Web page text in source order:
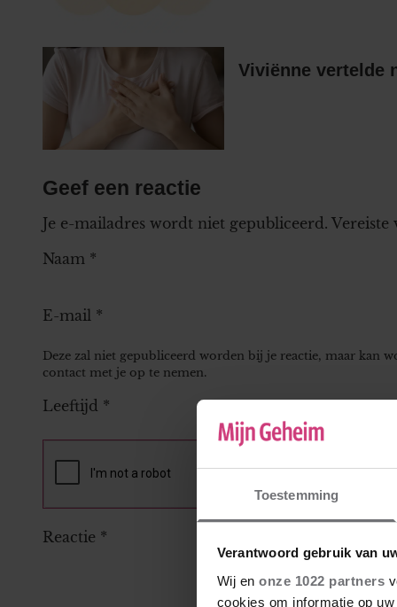
Toestemming
Verantwoord gebruik van
Wij en onze 1022 partners
cookies om informatie op
Viviënne vertelde
Geef een reactie
Je e-mailadres wordt niet gepubliceerd. Vereiste
Naam *
E-mail *
Deze zal niet gepubliceerd worden bij je reactie, maar kan
contact met je op te nemen.
Leeftijd *
Reactie *